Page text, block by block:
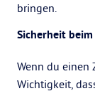
bringen.
Sicherheit
Wenn du einen
Wichtigkeit,